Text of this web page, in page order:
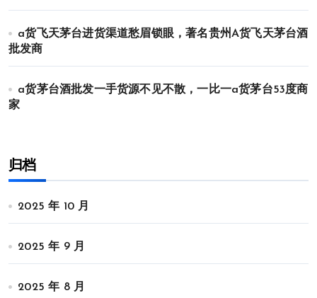
a货飞天茅台进货渠道愁眉锁眼，著名贵州A货飞天茅台酒
批发商
a货茅台酒批发一手货源不见不散，一比一a货茅台53度商
家
归档
2025 年 10 月
2025 年 9 月
2025 年 8 月